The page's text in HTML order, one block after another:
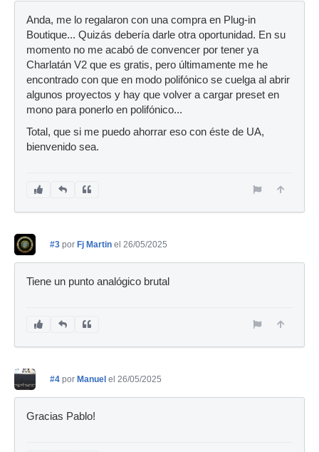
Anda, me lo regalaron con una compra en Plug-in
Boutique... Quizás debería darle otra oportunidad. En su
momento no me acabó de convencer por tener ya
Charlatán V2 que es gratis, pero últimamente me he
encontrado con que en modo polifónico se cuelga al abrir
algunos proyectos y hay que volver a cargar preset en
mono para ponerlo en polifónico...
Total, que si me puedo ahorrar eso con éste de UA,
bienvenido sea.
#3 por Fj Martin el 26/05/2025
Tiene un punto analógico brutal
#4 por Manuel el 26/05/2025
Gracias Pablo!